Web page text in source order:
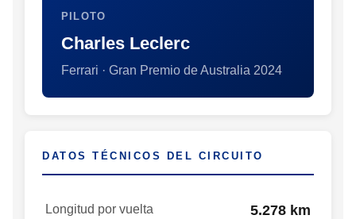
PILOTO
Charles Leclerc
Ferrari · Gran Premio de Australia 2024
DATOS TÉCNICOS DEL CIRCUITO
Longitud por vuelta 5.278 km